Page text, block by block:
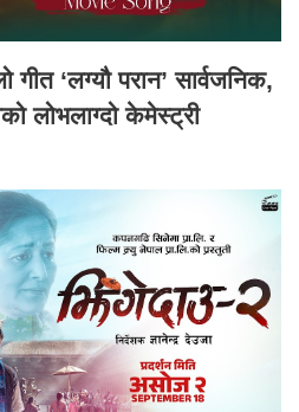
गीत ‘लग्यौ परान’ सार्वजनिक,
लोभलाग्दो केमेस्ट्री